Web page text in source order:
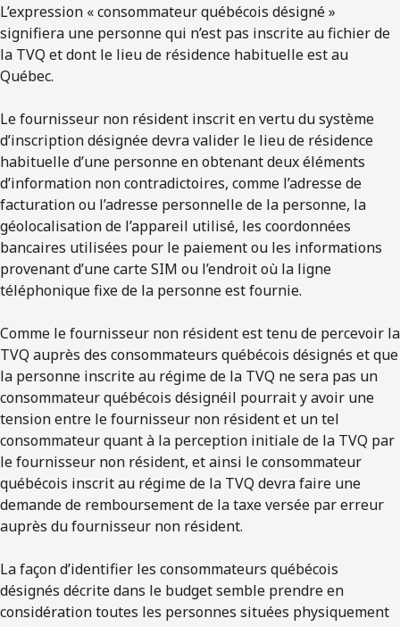
L’expression « consommateur québécois désigné »
signifiera une personne qui n’est pas inscrite au fichier de
la TVQ et dont le lieu de résidence habituelle est au
Québec.
Le fournisseur non résident inscrit en vertu du système
d’inscription désignée devra valider le lieu de résidence
habituelle d’une personne en obtenant deux éléments
d’information non contradictoires, comme l’adresse de
facturation ou l’adresse personnelle de la personne, la
géolocalisation de l’appareil utilisé, les coordonnées
bancaires utilisées pour le paiement ou les informations
provenant d’une carte SIM ou l’endroit où la ligne
téléphonique fixe de la personne est fournie.
Comme le fournisseur non résident est tenu de percevoir la
TVQ auprès des consommateurs québécois désignés et que
la personne inscrite au régime de la TVQ ne sera pas un
consommateur québécois désignéil pourrait y avoir une
tension entre le fournisseur non résident et un tel
consommateur quant à la perception initiale de la TVQ par
le fournisseur non résident, et ainsi le consommateur
québécois inscrit au régime de la TVQ devra faire une
demande de remboursement de la taxe versée par erreur
auprès du fournisseur non résident.
La façon d’identifier les consommateurs québécois
désignés décrite dans le budget semble prendre en
considération toutes les personnes situées physiquement